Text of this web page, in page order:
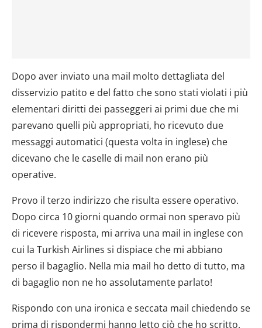
Dopo aver inviato una mail molto dettagliata del
disservizio patito e del fatto che sono stati violati i più
elementari diritti dei passeggeri ai primi due che mi
parevano quelli più appropriati, ho ricevuto due
messaggi automatici (questa volta in inglese) che
dicevano che le caselle di mail non erano più
operative.
Provo il terzo indirizzo che risulta essere operativo.
Dopo circa 10 giorni quando ormai non speravo più
di ricevere risposta, mi arriva una mail in inglese con
cui la Turkish Airlines si dispiace che mi abbiano
perso il bagaglio. Nella mia mail ho detto di tutto, ma
di bagaglio non ne ho assolutamente parlato!
Rispondo con una ironica e seccata mail chiedendo se
prima di rispondermi hanno letto ciò che ho scritto.